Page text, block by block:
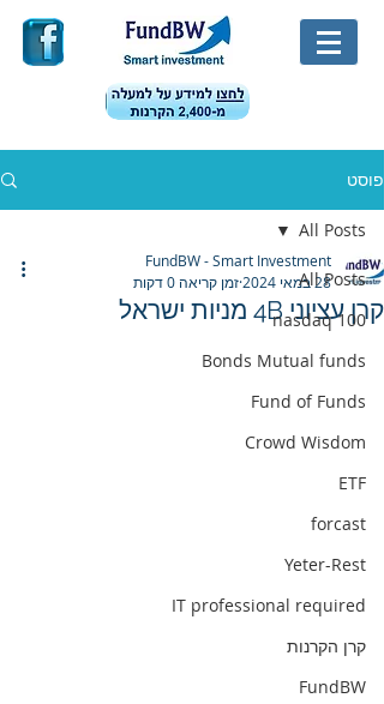
פוסט
All Posts
nasdaq 100
Bonds Mutual funds
Fund of Funds
Crowd Wisdom
ETF
forcast
Yeter-Rest
IT professional required
קרן הקרנות
FundBW
All Posts
קרן עציוני 4B מניות ישראל
FundBW - Smart Investment
28 במאי 2024
זמן קריאה 0 דקות